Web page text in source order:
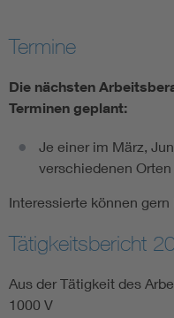
Energy efficiency
Energy storage
Functional safety
Termine
Die nächsten
Terminen geplant:
Je einer im März,
verschiedenen
Interessierte können
Tätigkeitsbericht
Aus der Tätigkeit des
1000 V